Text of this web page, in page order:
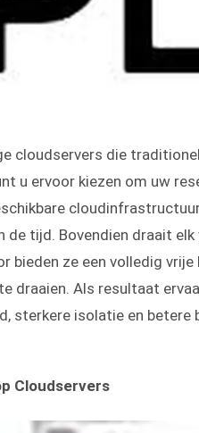
cloudservers die
u ervoor kiezen om uw
de tijd. Bovendien draait
bieden ze een volledig
draaien. Als resultaat
sterkere isolatie en
Cloudservers